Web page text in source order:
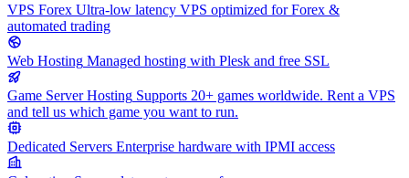
VPS Forex Ultra-low latency VPS optimized for Forex &
automated trading
Web Hosting Managed hosting with Plesk and free SSL
Game Server Hosting Supports 20+ games worldwide. Rent a VPS
and tell us which game you want to run.
Dedicated Servers Enterprise hardware with IPMI access